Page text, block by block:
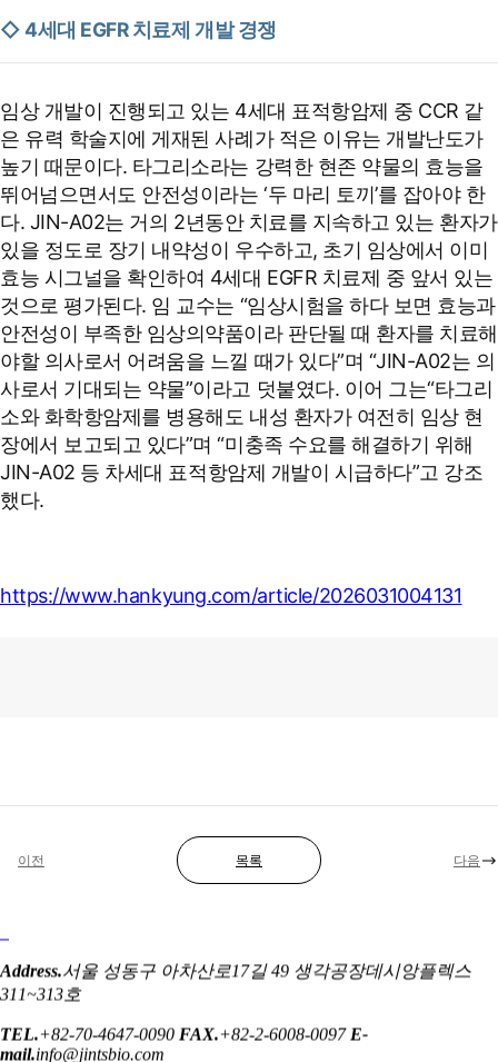
◇ 4세대 EGFR 치료제 개발 경쟁
임상 개발이 진행되고 있는 4세대 표적항암제 중 CCR 같
은 유력 학술지에 게재된 사례가 적은 이유는 개발난도가
높기 때문이다. 타그리소라는 강력한 현존 약물의 효능을
뛰어넘으면서도 안전성이라는 ‘두 마리 토끼’를 잡아야 한
다. JIN-A02는 거의 2년동안 치료를 지속하고 있는 환자가
있을 정도로 장기 내약성이 우수하고, 초기 임상에서 이미
효능 시그널을 확인하여 4세대 EGFR 치료제 중 앞서 있는
것으로 평가된다. 임 교수는 “임상시험을 하다 보면 효능과
안전성이 부족한 임상의약품이라 판단될 때 환자를 치료해
야할 의사로서 어려움을 느낄 때가 있다”며 “JIN-A02는 의
사로서 기대되는 약물”이라고 덧붙였다. 이어 그는“타그리
소와 화학항암제를 병용해도 내성 환자가 여전히 임상 현
장에서 보고되고 있다”며 “미충족 수요를 해결하기 위해
JIN-A02 등 차세대 표적항암제 개발이 시급하다”고 강조
했다.
https://www.hankyung.com/article/2026031004131
이전 목록 다음
Address.서울 성동구 아차산로17길 49 생각공장데시앙플렉스
311~313호
TEL.+82-70-4647-0090 FAX.+82-2-6008-0097E-
mail.info@jintsbio.com